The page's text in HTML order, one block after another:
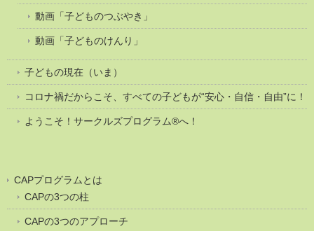
動画「子どものつぶやき」
動画「子どものけんり」
子どもの現在（いま）
コロナ禍だからこそ、すべての子どもが“安心・自信・自由”に！
ようこそ！サークルズプログラム®へ！
CAPプログラムとは
CAPの3つの柱
CAPの3つのアプローチ